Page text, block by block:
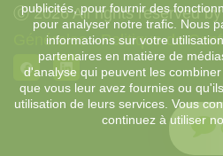
Ⓒ 2026 All rights reserved
Générales-Politique de
publicités, pour fournir des
pour analyser notre trafic. Nous
informations sur votre
partenaires en matière de
d'analyse qui peuvent les
que vous leur avez fournies ou
utilisation de leurs services. Vous
continuez à utiliser